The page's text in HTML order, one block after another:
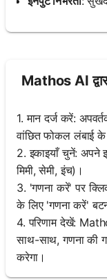
Mathos AI
1. मान दर्ज करें:
वांछित फोकल लंबाई
2. इकाइयाँ चुनें: अपने
मिमी, सेमी, इंच)।
3. 'गणना करें' पर
के लिए 'गणना करें'
4. परिणाम देखें:
साथ-साथ, गणना की
करेगा।